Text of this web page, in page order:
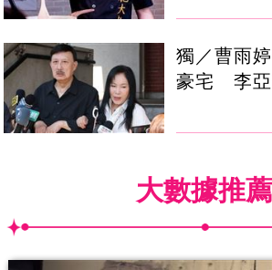
獨／曹雨
豪宅 李亞
大數據推薦